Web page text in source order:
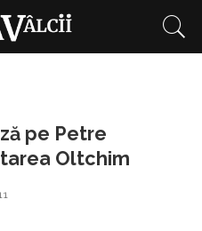
pe Petre
Oltchim